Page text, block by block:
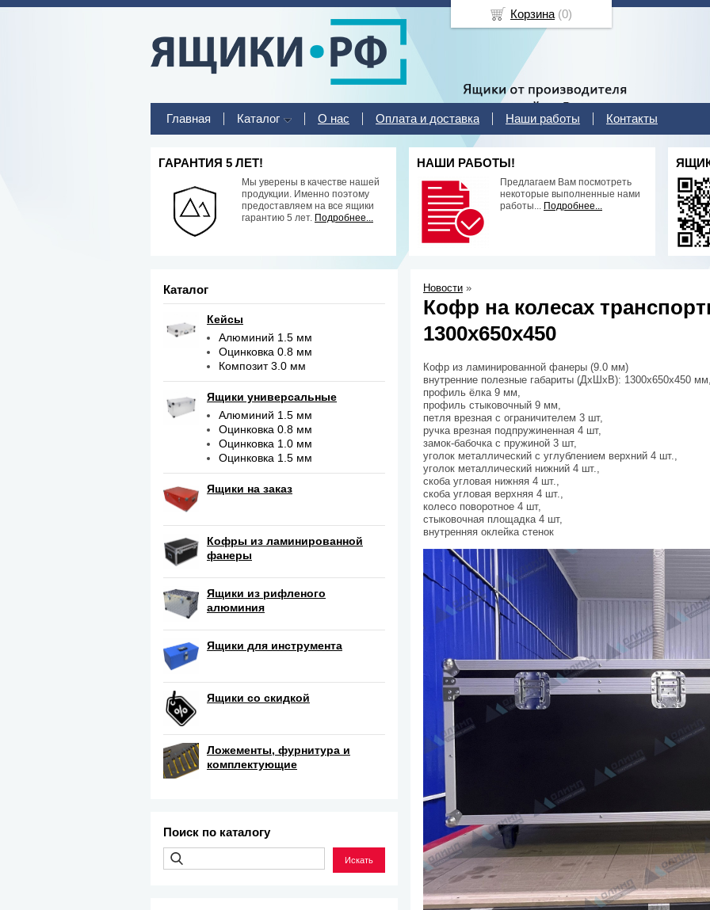
Главная Каталог О нас Оплата и доставка Наши работы Контакты
ГАРАНТИЯ 5 ЛЕТ!
Мы уверены в качестве нашей
продукции. Именно поэтому
предоставляем на все ящики
гарантию 5 лет. Подробнее...
НАШИ РАБОТЫ!
Предлагаем Вам посмотреть
некоторые выполненные нами
работы... Подробнее...
Каталог
Кейсы
Алюминий 1.5 мм
Оцинковка 0.8 мм
Композит 3.0 мм
Ящики универсальные
Алюминий 1.5 мм
Оцинковка 0.8 мм
Оцинковка 1.0 мм
Оцинковка 1.5 мм
Ящики на заказ
Кофры из ламинированной
фанеры
Ящики из рифленого
алюминия
Ящики для инструмента
Ящики со скидкой
Ложементы, фурнитура и
комплектующие
Поиск по каталогу
Новости »
Кофр на колесах
1300х650х450
Кофр из ламинированной фанеры (9.0 мм)
внутренние полезные габариты (ДхШхВ): 1300х650х450
профиль ёлка 9 мм,
профиль стыковочный 9 мм,
петля врезная с ограничителем 3 шт,
ручка врезная подпружиненная 4 шт,
замок-бабочка с пружиной 3 шт,
уголок металлический с углублением верхний 4 шт.,
уголок металлический нижний 4 шт.,
скоба угловая нижняя 4 шт.,
скоба угловая верхняя 4 шт.,
колесо поворотное 4 шт,
стыковочная площадка 4 шт,
внутренняя оклейка стенок
Корзина (0)